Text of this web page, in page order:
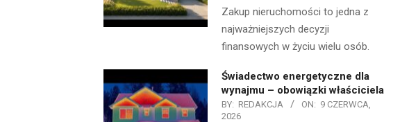
Zakup nieruchomości to jedna z
najważniejszych decyzji
finansowych w życiu wielu osób.
Świadectwo energetyczne dla
wynajmu – obowiązki właściciela
BY: REDAKCJA ON: 9 CZERWCA,
2026